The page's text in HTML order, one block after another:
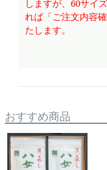
しますが、60サイ
れば「ご注文内容
たします。
おすすめ商品